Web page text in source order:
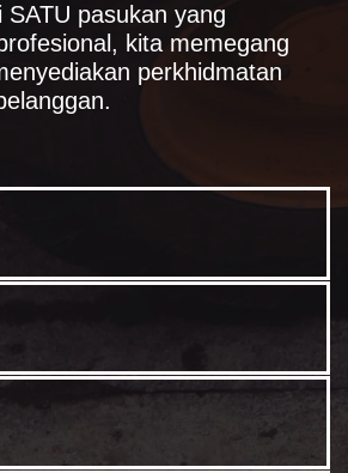
pasukan yang
kita memegang
perkhidmatan